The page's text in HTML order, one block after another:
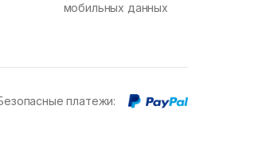
мобильных данных
платежи: